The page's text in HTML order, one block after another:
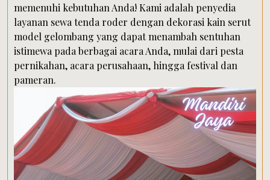
memenuhi kebutuhan Anda! Kami adalah penyedia
layanan sewa tenda roder dengan dekorasi kain serut
model gelombang yang dapat menambah sentuhan
istimewa pada berbagai acara Anda, mulai dari pesta
pernikahan, acara perusahaan, hingga festival dan
pameran.